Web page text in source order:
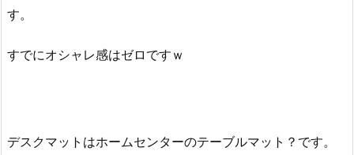
す。
すでにオシャレ感はゼロですｗ
デスクマットはホームセンターのテーブルマット？です。